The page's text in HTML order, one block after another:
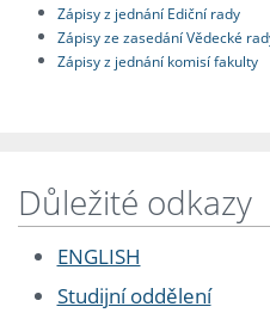
Zápisy z jednání Ediční rady
Zápisy ze zasedání Vědecké
Zápisy z jednání komisí fakulty
Důležité odkazy
ENGLISH
Studijní oddělení